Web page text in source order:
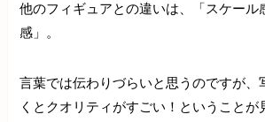
他のフィギュアとの違いは、「スケール
感」。
言葉では伝わりづらいと思うのですが、
くとクオリティがすごい！ということが